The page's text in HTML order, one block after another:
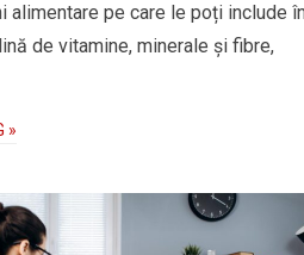
alimentare pe care le poți include
de vitamine, minerale și fibre,
»